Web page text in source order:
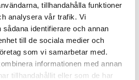
tillhandahålla funktioner
analysera vår trafik. Vi
identifierare och annan
till de sociala medier och
som vi samarbetar med.
informationen med annan
tillhandahållit eller som de har
marknadsföringscookies
här videon.